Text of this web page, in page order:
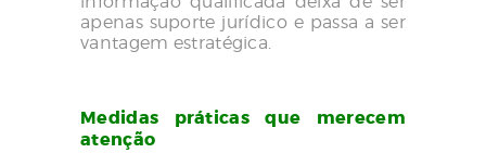
apenas suporte jurídico e passa a ser
vantagem estratégica.
Medidas práticas que merecem
atenção